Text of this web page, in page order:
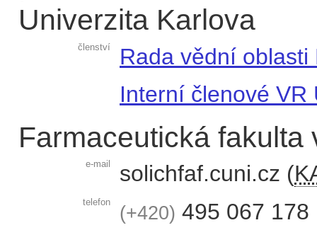
Univerzita Karlova
členství
Rada vědní
Interní členové VR
Farmaceutická fakulta
e-mail solich faf.cuni.cz(
+420 495 067 178